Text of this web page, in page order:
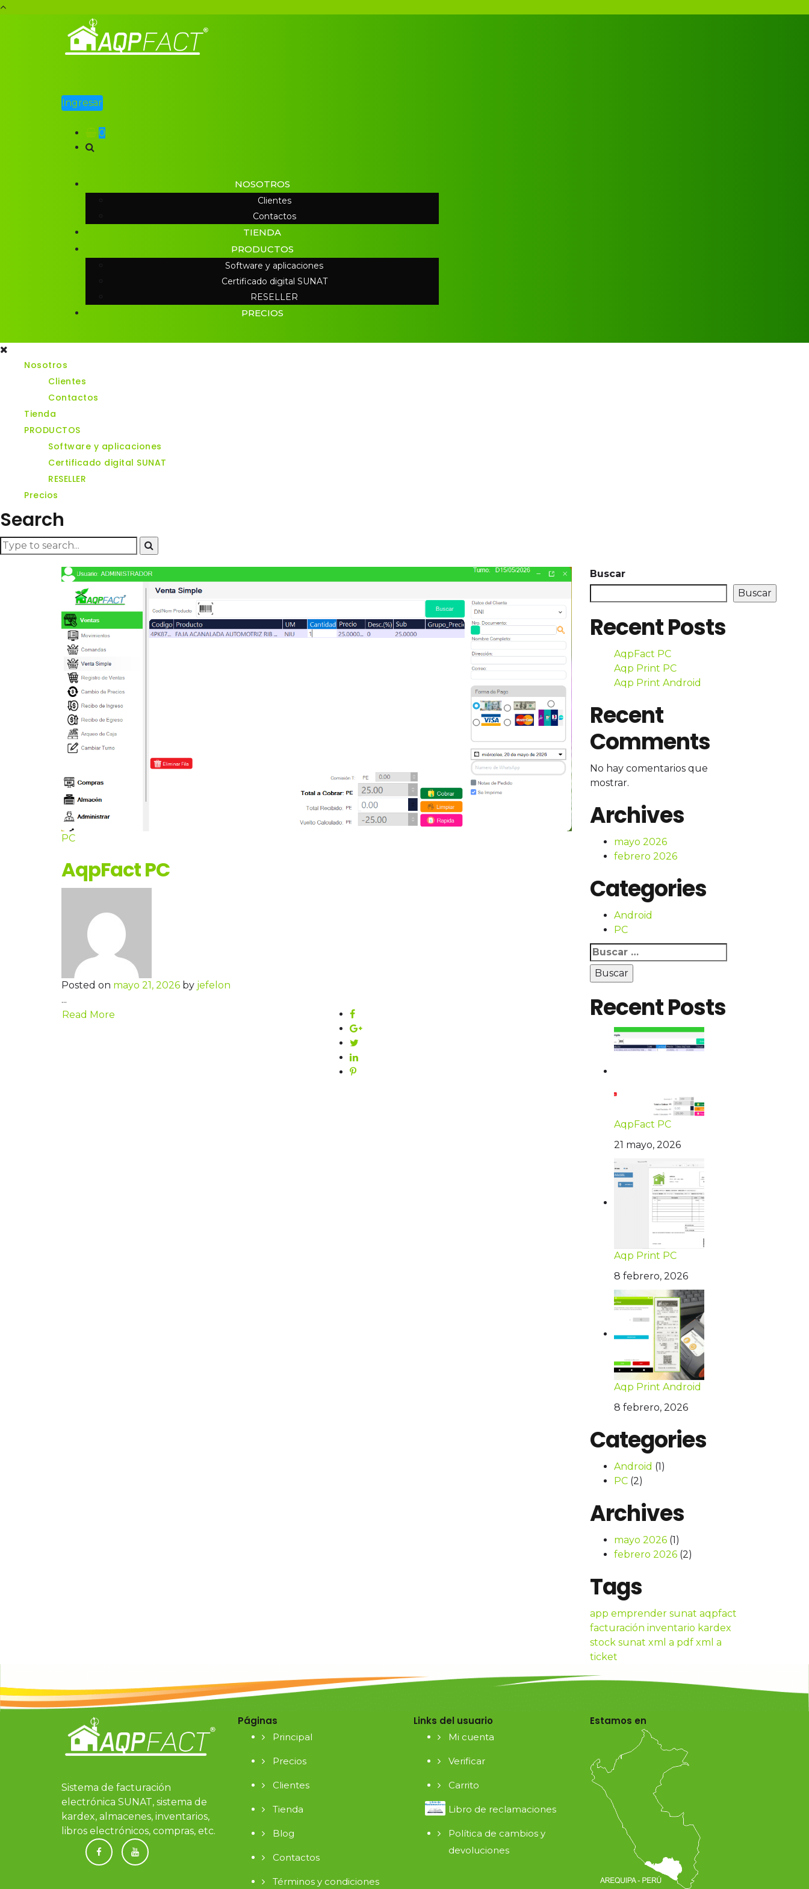
Ingresar
0
NOSOTROS
Clientes
Contactos
TIENDA
PRODUCTOS
Software y aplicaciones
Certificado digital SUNAT
RESELLER
PRECIOS
Nosotros
Clientes
Contactos
Tienda
PRODUCTOS
Software y aplicaciones
Certificado digital SUNAT
RESELLER
Precios
Search
PC
AqpFact PC
Posted on mayo 21, 2026 by jefelon
...
Read More
Buscar
Buscar
Recent Posts
AqpFact PC
Aqp Print PC
Aqp Print Android
Recent
Comments
No hay comentarios que
mostrar.
Archives
mayo 2026
febrero 2026
Categories
Android
PC
Buscar:
Recent Posts
AqpFact PC
21 mayo, 2026
Aqp Print PC
8 febrero, 2026
Aqp Print Android
8 febrero, 2026
Categories
Android (1)
PC(2)
Archives
mayo 2026(1)
febrero 2026(2)
Tags
app emprender sunat aqpfact
facturación inventario kardex
stock sunat xml a pdf xml a
ticket
Sistema de facturación
electrónica SUNAT, sistema de
kardex, almacenes, inventarios,
libros electrónicos, compras, etc.
Páginas
Principal
Precios
Clientes
Tienda
Blog
Contactos
Términos y condiciones
Links del usuario
Mi cuenta
Verificar
Carrito
Libro de reclamaciones
Política de cambios y
devoluciones
Estamos en